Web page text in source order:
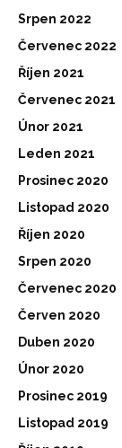
Srpen 2022
Červenec 2022
Říjen 2021
Červenec 2021
Únor 2021
Leden 2021
Prosinec 2020
Listopad 2020
Říjen 2020
Srpen 2020
Červenec 2020
Červen 2020
Duben 2020
Únor 2020
Prosinec 2019
Listopad 2019